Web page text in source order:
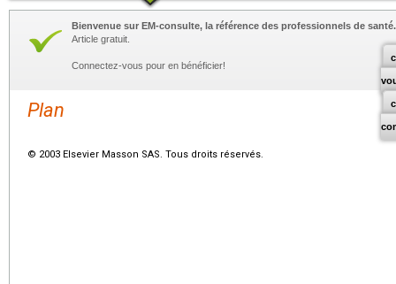
Bienvenue sur EM-consulte, la référence des professionnels de santé.
Article gratuit.
Connectez-vous pour en bénéficier!
Plan
© 2003 Elsevier Masson SAS. Tous droits réservés.